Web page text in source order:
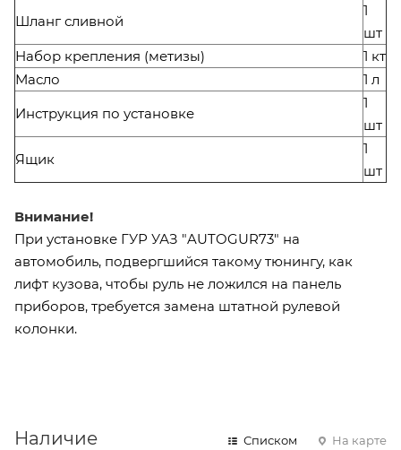
Шланг сливной
1
шт
Набор крепления (метизы)
1 кт
Масло
1 л
Инструкция по установке
1
шт
Ящик
1
шт
Внимание!
При установке ГУР УАЗ "AUTOGUR73" на
автомобиль, подвергшийся такому тюнингу, как
лифт кузова, чтобы руль не ложился на панель
приборов, требуется замена штатной рулевой
колонки.
Наличие Списком На карте